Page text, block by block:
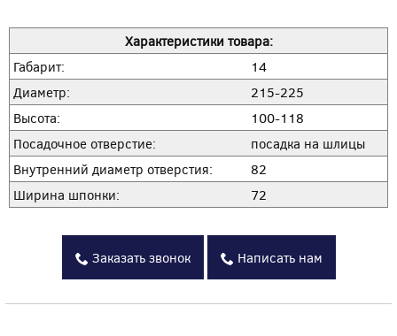
Характеристики товара:
Габарит:
14
Диаметр:
215-225
Высота:
100-118
Посадочное отверстие:
посадка на шлицы
Внутренний диаметр отверстия:
82
Ширина шпонки:
72
Заказать звонок Написать нам